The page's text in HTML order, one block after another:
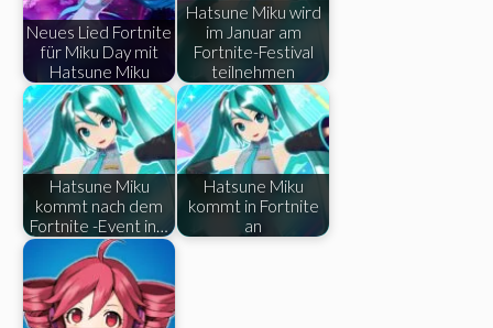
Neues Lied Fortnite
für Miku Day mit
Hatsune Miku
Hatsune Miku wird
im Januar am
Fortnite-Festival
teilnehmen
Hatsune Miku
kommt nach dem
Fortnite -Event in…
Hatsune Miku
kommt in Fortnite
an